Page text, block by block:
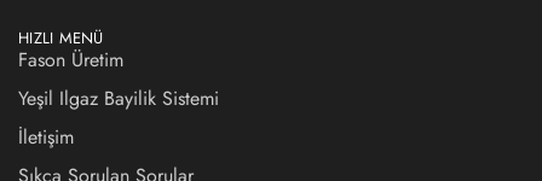
HIZLI MENÜ
Fason Üretim
Yeşil Ilgaz Bayilik Sistemi
İletişim